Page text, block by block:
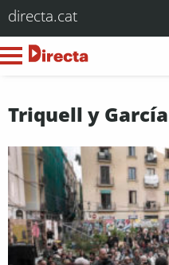
directa.cat
Triquell y García